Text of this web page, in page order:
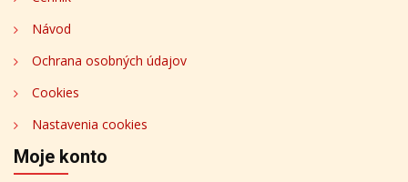
Návod
Ochrana osobných údajov
Cookies
Nastavenia cookies
Moje konto